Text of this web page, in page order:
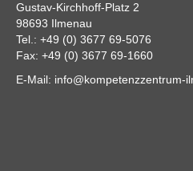
Gustav-Kirchhoff-Platz 2
98693 Ilmenau
Tel.: +49 (0) 3677 69-5076
Fax: +49 (0) 3677 69-1660
E-Mail: info@kompetenzzentrum-